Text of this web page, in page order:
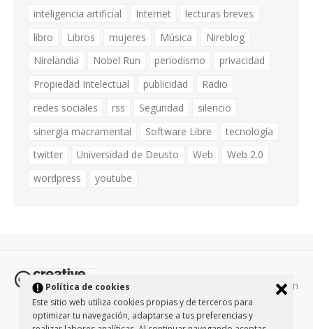
Política de cookies
Este sitio web utiliza cookies propias y de terceros para
optimizar tu navegación, adaptarse a tus preferencias y
inteligencia artificial
Internet
lecturas breves
libro
Libros mujeres Música
Nireblog
Nirelandia
Nobel Run periodismo
privacidad
Propiedad Intelectual
publicidad
Radio
redes sociales
rss Seguridad
silencio
sinergia macramental
Software Libre
tecnología
twitter
Universidad de Deusto Web
Web 2.0
wordpress
youtube
Todos los contenidos de esta página están
protegidos por la licencia Creative Commons Attribution-
NonCommercial-ShareAlike 3.0. / Política de privacidad